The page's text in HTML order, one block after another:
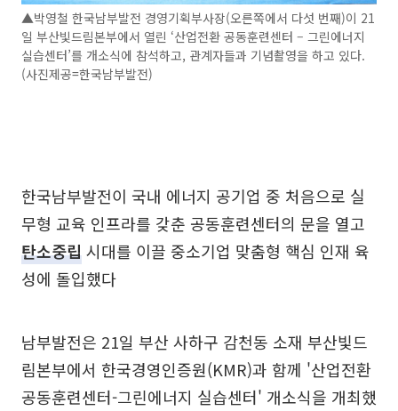
▲박영철 한국남부발전 경영기획부사장(오른쪽에서 다섯 번째)이 21
일 부산빛드림본부에서 열린 ‘산업전환 공동훈련센터 – 그린에너지
실습센터’를 개소식에 참석하고, 관계자들과 기념촬영을 하고 있다.
(사진제공=한국남부발전)
한국남부발전이 국내 에너지 공기업 중 처음으로 실
무형 교육 인프라를 갖춘 공동훈련센터의 문을 열고
탄소중립시대를 이끌 중소기업 맞춤형 핵심 인재 육
성에 돌입했다
남부발전은 21일 부산 사하구 감천동 소재 부산빛드
림본부에서 한국경영인증원(KMR)과 함께 '산업전환
공동훈련센터-그린에너지 실습센터' 개소식을 개최했